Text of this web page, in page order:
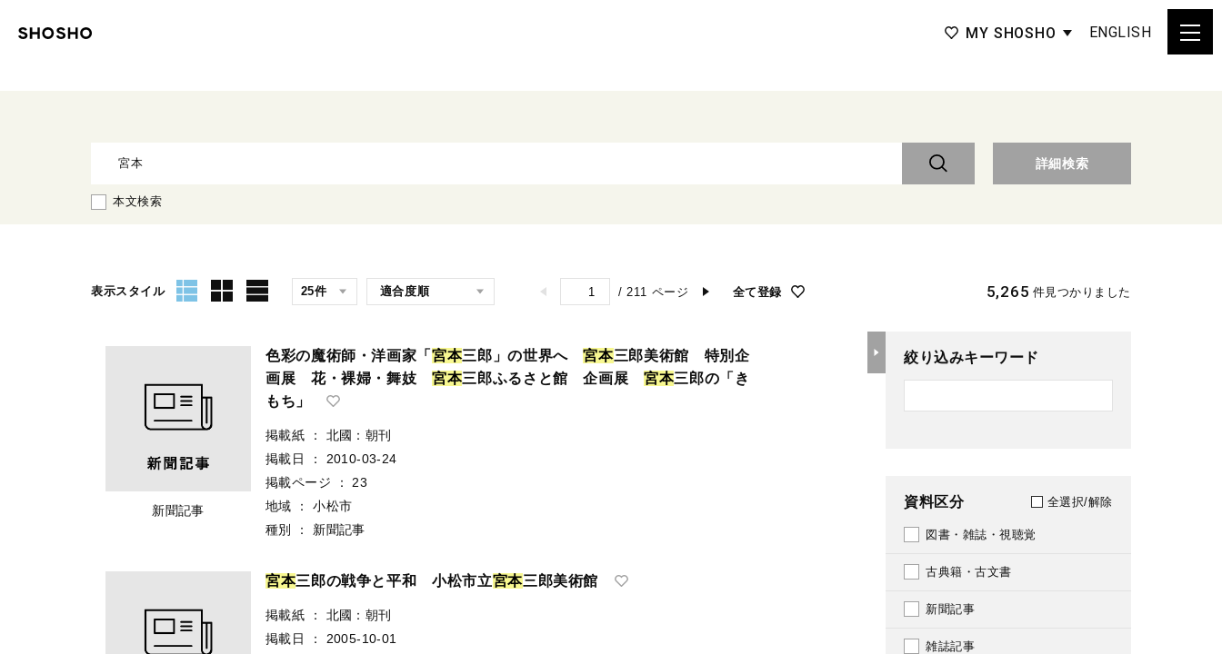
MY SHOSHO ENGLISH
詳細検索
本文検索
表示スタイル / 211 ページ 全て登録 5,265 件見つかりました
新聞記事
色彩の魔術師・洋画家「宮本三郎」の世界へ宮本三郎美術館 特別企
画展 花・裸婦・舞妓宮本三郎ふるさと館 企画展宮本三郎の「き
もち」
掲載紙 ：
北國：朝刊
掲載日
：
2010-03-24
掲載ページ
：
23
地域
：
小松市
種別
： 新聞記事
宮本三郎の戦争と平和 小松市立宮本三郎美術館
掲載紙 ：
北國：朝刊
掲載日
：
2005-10-01
絞り込みキーワード
資料区分 全選択/解除
図書・雑誌・視聴覚
古典籍・古文書
新聞記事
雑誌記事